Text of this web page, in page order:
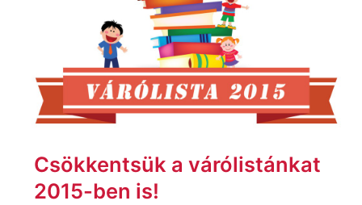
Csökkentsük a várólistánkat
2015-ben is!